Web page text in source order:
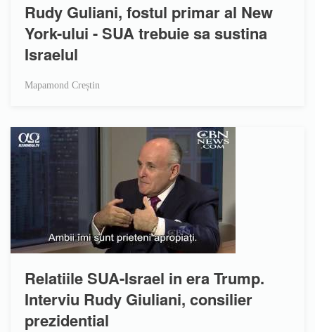
Rudy Guliani, fostul primar al New
York-ului - SUA trebuie sa sustina
Israelul
Mapamond Creștin
Relatiile SUA-Israel in era Trump.
Interviu Rudy Giuliani, consilier
prezidential